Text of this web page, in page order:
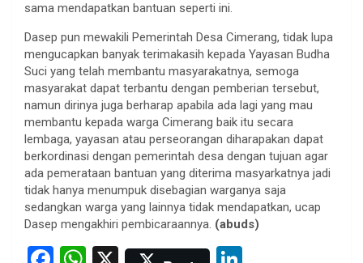
sama mendapatkan bantuan seperti ini.
Dasep pun mewakili Pemerintah Desa Cimerang, tidak lupa
mengucapkan banyak terimakasih kepada Yayasan Budha
Suci yang telah membantu masyarakatnya, semoga
masyarakat dapat terbantu dengan pemberian tersebut,
namun dirinya juga berharap apabila ada lagi yang mau
membantu kepada warga Cimerang baik itu secara
lembaga, yayasan atau perseorangan diharapakan dapat
berkordinasi dengan pemerintah desa dengan tujuan agar
ada pemerataan bantuan yang diterima masyarkatnya jadi
tidak hanya menumpuk disebagian warganya saja
sedangkan warga yang lainnya tidak mendapatkan, ucap
Dasep mengakhiri pembicaraannya. (abuds)